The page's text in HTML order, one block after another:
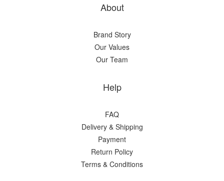
About
Brand Story
Our Values
Our Team
Help
FAQ
Delivery & Shipping
Payment
Return Policy
Terms & Conditions